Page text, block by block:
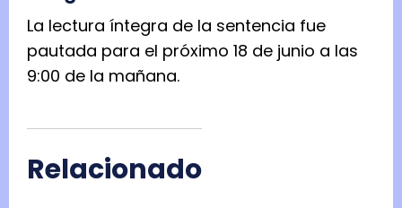
La lectura íntegra de la sentencia fue
pautada para el próximo 18 de junio a las
9:00 de la mañana.
Relacionado